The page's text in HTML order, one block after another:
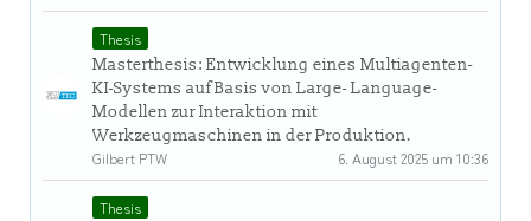
Thesis
Masterthesis: Entwicklung eines Multiagenten-
KI-Systems auf Basis von Large- Language-
Modellen zur Interaktion mit
Werkzeugmaschinen in der Produktion.
Gilbert PTW
6. August 2025 um 10:36
Thesis